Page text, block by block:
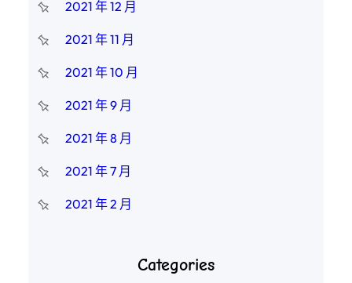
2021 年 12 月
2021 年 11 月
2021 年 10 月
2021 年 9 月
2021 年 8 月
2021 年 7 月
2021 年 2 月
Categories